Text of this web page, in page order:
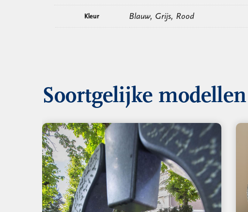
Kleur Blauw, Grijs, Rood
Soortgelijke modellen